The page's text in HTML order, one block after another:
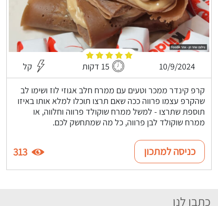
10/9/2024 15 דקות קל
קרפ קינדר ממכר וטעים עם ממרח חלב אגוזי לוז ושימו לב
שהקרפ עצמו פרווה ככה שאם תרצו תוכלו למלא אותו באיזו
תוספת שתרצו - למשל ממרח שוקולד פרווה וחלווה, או
ממרח שוקולד לבן פרווה, כל מה שמתחשק לכם.
כניסה למתכון 313
כתבו לנו